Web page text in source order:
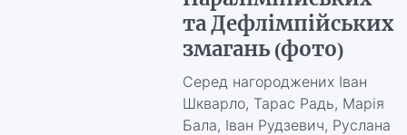
та Дефлімпійських
змагань (фото)
Серед нагороджених Іван
Шкварло, Тарас Радь, Марія
Бала, Іван Рудзевич, Руслана